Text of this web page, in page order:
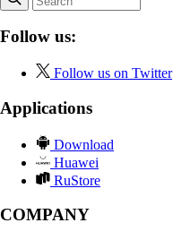
Follow us:
Follow us on Twitter
Applications
Download
Huawei
RuStore
COMPANY